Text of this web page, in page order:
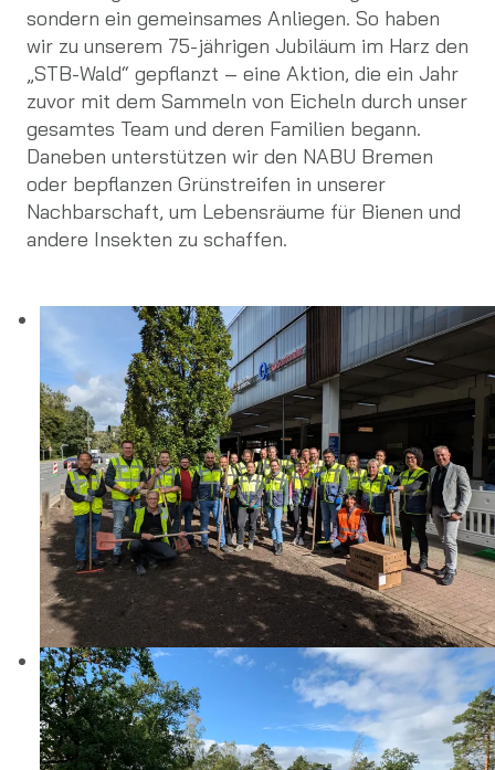
sondern ein gemeinsames Anliegen. So haben
wir zu unserem 75-jährigen Jubiläum im Harz den
„STB-Wald“ gepflanzt – eine Aktion, die ein Jahr
zuvor mit dem Sammeln von Eicheln durch unser
gesamtes Team und deren Familien begann.
Daneben unterstützen wir den NABU Bremen
oder bepflanzen Grünstreifen in unserer
Nachbarschaft, um Lebensräume für Bienen und
andere Insekten zu schaffen.